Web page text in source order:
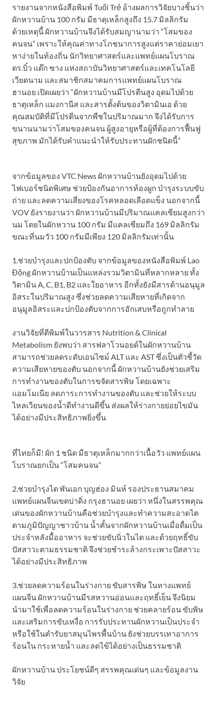
รายงานจากหนังสือพิมพ์ Tuổi Trẻ อ้างผลการวิจัยบางชิ้นว่า
ผักหวานบ้าน 100 กรัม มีธาตุเหล็กสูงถึง 15.7 มิลลิกรัม
ด้วยเหตุนี้ ผักหวานบ้านจึงได้รับสมญานามว่า “โสมของ
คนจน” เพราะให้คุณค่าทางโภชนาการสูงแต่ราคาย่อมเยา
หาง่ายในท้องถิ่น นักวิทยาศาสตร์และแพทย์แผนโบราณ
ดร.บิ๋ว แด๊ก ซาง แห่งสถาบันวิทยาศาสตร์และเทคโนโลยี
เวียดนาม และสมาชิกสมาคมการแพทย์แผนโบราณ
ฮานอย เปิดเผยว่า “ผักหวานบ้านมีโปรตีนสูง อุดมไปด้วย
ธาตุเหล็ก แมงกานีส และสารตั้งต้นของวิตามินเอ ด้วย
คุณสมบัติที่มีโปรตีนจากพืชในปริมาณมาก จึงได้รับการ
ขนานนามว่าโสมของคนจน ผู้สูงอายุหรือผู้ที่ต้องการฟื้นฟู
สุขภาพ มักได้รับคำแนะนำให้รับประทานผักชนิดนี้”
จากข้อมูลของ VTC News ผักหวานบ้านยังอุดมไปด้วย
ไฟเบอร์ชนิดพิเศษ ช่วยป้องกันอาการท้องผูก บำรุงระบบขับ
ถ่าย และลดความเสี่ยงของโรคหลอดเลือดแข็ง นอกจากนี้
VOV ยังรายงานว่า ผักหวานบ้านมีปริมาณแคลเซียมสูงกว่า
นม โดยในผักหวาน 100 กรัม มีแคลเซียมถึง 169 มิลลิกรัม
ขณะที่นมวัว 100 กรัมมีเพียง 120 มิลลิกรัมเท่านั้น
1.ช่วยบำรุงและปกป้องตับ จากข้อมูลของหนังสือพิมพ์ Lao
Động ผักหวานบ้านเป็นแหล่งรวมวิตามินที่หลากหลาย ทั้ง
วิตามิน A, C, B1, B2 และใยอาหาร อีกทั้งยังมีสารต้านอนุมูล
อิสระในปริมาณสูง ซึ่งช่วยลดความเสียหายที่เกิดจาก
อนุมูลอิสระและปกป้องตับจากการอักเสบหรือถูกทำลาย
งานวิจัยที่ตีพิมพ์ในวารสาร Nutrition & Clinical
Metabolism ยังพบว่า สารฟลาโวนอยด์ในผักหวานบ้าน
สามารถช่วยลดระดับเอนไซม์ ALT และ AST ซึ่งเป็นตัวชี้วัด
ความเสียหายของตับ นอกจากนี้ ผักหวานบ้านยังช่วยเสริม
การทำงานของตับในการขจัดสารพิษ โดยเฉพาะ
แอมโมเนีย ลดภาระการทำงานของตับ และช่วยให้ระบบ
ไหลเวียนของน้ำดีทำงานดีขึ้น ส่งผลให้ร่างกายย่อยไขมัน
ได้อย่างมีประสิทธิภาพยิ่งขึ้น
ที่ไทยก็มี! ผัก 1 ชนิด มีธาตุเหล็กมากกว่าเนื้อวัว แพทย์แผน
โบราณยกเป็น “โสมคนจน”
2.ช่วยบำรุงไต พันเอก บุญฮ่อง มินห์ รองประธานสมาคม
แพทย์แผนจีนเขตบ่าดิ่ง กรุงฮานอย เผยว่า หนึ่งในสรรพคุณ
เด่นของผักหวานบ้านคือช่วยบำรุงและทำความสะอาดไต
ตามภูมิปัญญาชาวบ้าน น้ำคั้นจากผักหวานบ้านเมื่อดื่มเป็น
ประจำหลังมื้ออาหาร จะช่วยขับนิ่วในไต และด้วยฤทธิ์ขับ
ปัสสาวะตามธรรมชาติ จึงช่วยชำระล้างกระเพาะปัสสาวะ
ได้อย่างมีประสิทธิภาพ
3.ช่วยลดความร้อนในร่างกาย ขับสารพิษ ในทางแพทย์
แผนจีน ผักหวานบ้านมีรสหวานอ่อนและฤทธิ์เย็น จึงนิยม
นำมาใช้เพื่อลดความร้อนในร่างกาย ช่วยคลายร้อน ขับพิษ
และเสริมการขับเหงื่อ การรับประทานผักหวานเป็นประจำ
หรือใช้ในตำรับยาสมุนไพรพื้นบ้าน ยังช่วยบรรเทาอาการ
ร้อนใน กระหายน้ำ และลดไข้ได้อย่างเป็นธรรมชาติ
ผักหวานบ้าน ประโยชน์ดีๆ สรรพคุณเด่นๆ และข้อมูลงาน
วิจัย